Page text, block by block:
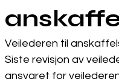
Veilederen til
Siste revisjon av
ansvaret for